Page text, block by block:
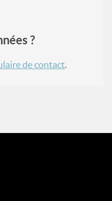
?
de contact.